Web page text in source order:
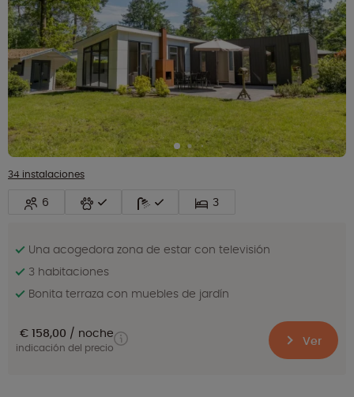
34 instalaciones
6 3
Una acogedora zona de estar con televisión
3 habitaciones
Bonita terraza con muebles de jardín
€ 158,00 noche
indicación del precio Ver